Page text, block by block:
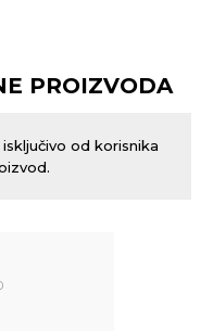
PROIZVODA
od korisnika